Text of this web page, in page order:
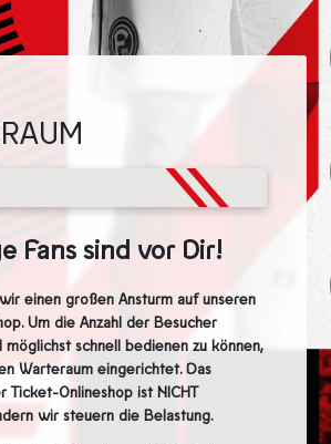
Fans sind vor Dir!
einen großen Ansturm auf unseren
Um die Anzahl der Besucher
schnell bedienen zu können,
Warteraum eingerichtet. Das
Ticket-Onlineshop ist NICHT
wir steuern die Belastung.